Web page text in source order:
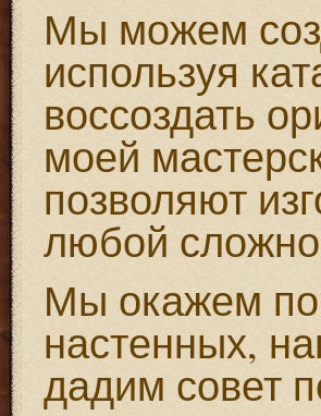
Мы можем
используя
воссоздать
моей
позволяют
любой
Мы окажем
настенных,
дадим совет